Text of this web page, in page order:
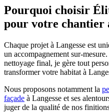
Pourquoi choisir
pour votre chantier
Chaque projet à Langesse est
un accompagnement sur-
nettoyage final, je gère tout
transformer votre habitat à
Nous proposons notamment la
façade à Langesse et ses
juger de la qualité de nos